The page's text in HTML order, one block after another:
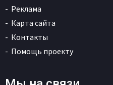
Реклама
Карта сайта
Контакты
Помощь проекту